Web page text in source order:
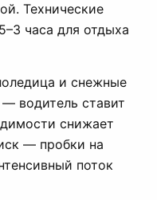
Технические
часа для отдыха
и снежные
водитель ставит
снижает
— пробки на
поток